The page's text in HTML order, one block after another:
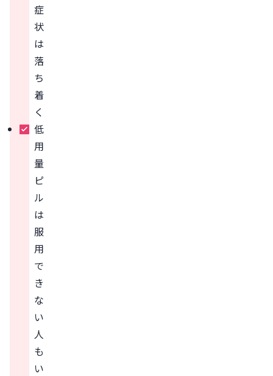
症
状
は
落
ち
着
く
低
用
量
ピ
ル
は
服
用
で
き
な
い
人
も
い